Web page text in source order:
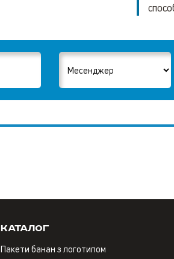
Каталог
Пакети банан з логотипом